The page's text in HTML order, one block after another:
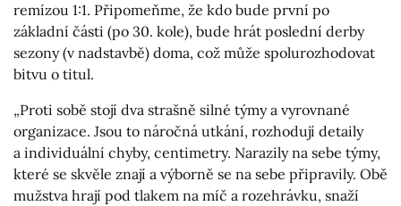
remízou 1:1. Připomeňme, že kdo bude první po
základní části (po 30. kole), bude hrát poslední derby
sezony (v nadstavbě) doma, což může spolurozhodovat
bitvu o titul.
„Proti sobě stojí dva strašně silné týmy a vyrovnané
organizace. Jsou to náročná utkání, rozhodují detaily
a individuální chyby, centimetry. Narazily na sebe týmy,
které se skvěle znají a výborně se na sebe připravily. Obě
mužstva hrají pod tlakem na míč a rozehrávku, snaží